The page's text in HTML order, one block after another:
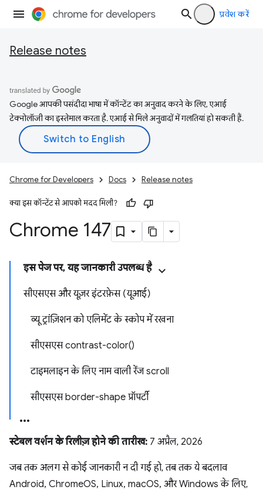
प्रवेश करें
Release notes
Google आपकी पसंदीदा भाषा में कॉन्टेंट का अनुवाद करने के लिए, एआई
टेक्नोलॉजी का इस्तेमाल करता है. एआई से मिले अनुवादों में गलतियां हो सकती हैं.
Chrome for Developers Docs Release notes
क्या इस कॉन्टेंट से आपको मदद मिली?
Chrome 147
इस पेज पर, यह जानकारी उपलब्ध है
सीएसएस और यूज़र इंटरफ़ेस (यूआई)
व्यू ट्रांज़िशन को एलिमेंट के स्कोप में रखना
सीएसएस contrast-color()
टाइमलाइन के लिए नाम वाली रेंज scroll
सीएसएस border-shape प्रॉपर्टी
स्टेबल वर्शन के रिलीज़ होने की तारीख: 7 अप्रैल, 2026
जब तक अलग से कोई जानकारी न दी गई हो, तब तक ये बदलाव
Android, ChromeOS, Linux, macOS, और Windows के लिए,